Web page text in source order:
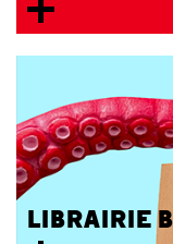
LIBRAIRIE